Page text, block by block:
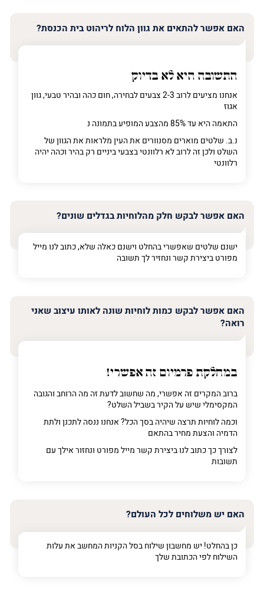
האם אפשר להתאים את גוון הלוח לריהוט בית הכנסת?
התשובה היא לא בדיוק
אנחנו מציעים לרוב 2-3 צבעים לבחירה, חום כהה ובהיר טבעי, גוון
אגוז
התאמה היא עד 85% מהצבע המופיע בתמונה נ
נ.ב. שלטים מוארים מסנוורים את העין מלראות את הגוון של
השלט ולכן זה לרוב לא רלוונטי בצבעי ביניים רק בהיר וכהה יהיה
רלוונטי
האם אפשר לבקש חלק מהלוחיות בגדלים שונים?
ישנם שלטים שאפשרי בהחלט וישנם כאלה שלא, כתוב לנו מייל
מפורט ביצירת קשר ונחזיר לך תשובה
האם אפשר לבקש כמות לוחיות שונה לאותו עיצוב שאני
רואה?
במחלקת פרמיום זה אפשרי!
ברוב המקרים זה אפשרי, מה שחשוב לדעת זה מה הרוחב והגובה
המקסימלי שיש על הקיר בשביל השלט?
וכמה לוחיות תרצה שיהיה בסך הכל? אנחנו ננסה לתכנן ולתת
הדמיה והצעת מחיר בהתאם
לצורך כך כתוב לנו ביצירת קשר מייל מפורט ונחזור אילך עם
תשובות
האם יש משלוחים לכל העולם?
כן בהחלט! יש מחשבון שילוח בסל הקניות המחשב את עלות
השילוח לפי הכתובת שלך